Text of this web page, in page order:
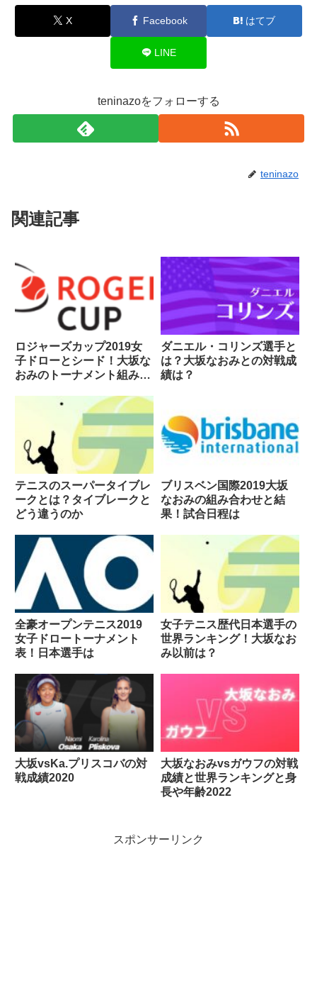
X Facebook はてブ
LINE
teninazoをフォローする
teninazo
関連記事
ロジャーズカップ2019女
子ドローとシード！大坂な
おみのトーナメント組み合
ダニエル・コリンズ選手と
は？大坂なおみとの対戦成
績は？
テニスのスーパータイブレ
ークとは？タイブレークと
どう違うのか
ブリスベン国際2019大坂
なおみの組み合わせと結
果！試合日程は
全豪オープンテニス2019
女子ドロートーナメント
表！日本選手は
女子テニス歴代日本選手の
世界ランキング！大坂なお
み以前は？
大坂vsKa.プリスコバの対
戦成績2020
大坂なおみvsガウフの対戦
成績と世界ランキングと身
長や年齢2022
スポンサーリンク